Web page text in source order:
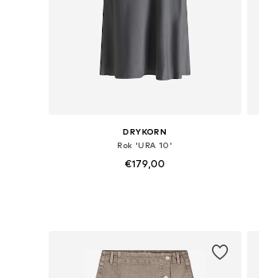
DRYKORN
Rok 'URA 10'
€179,00